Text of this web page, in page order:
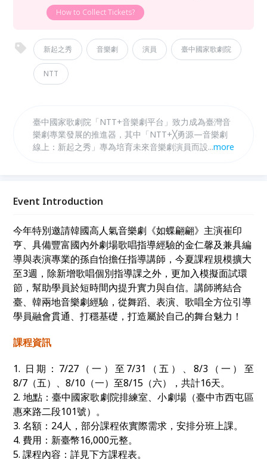
How to Collect Tickets?
新起之秀 音樂劇 演員 臺中國家歌劇院
NTT
臺中國家歌劇院「NTT+音樂劇平台」致力成為臺灣音
樂劇專業發展的推進器，其中「NTT+╳勇源—音樂劇
線上：新起之秀」專為培育未來音樂劇演員而設，多年
...more
Event Introduction
今年特別邀請韓國高人氣音樂劇《如蝶翩翩》主演崔印
亨、具備豐富國內外劇場歌唱指導經驗的金仁馨及兼具編
導與表演專業的孫自怡擔任指導講師，今夏課程規模擴大
至3週，除新增歌唱個別指導課之外，更加入模擬面試環
節，幫助學員於短時間內提升實力與自信。講師將結合
臺、韓兩地音樂劇經驗，從舞蹈、表演、歌唱全方位引導
學員融會貫通、打穩基礎，打造屬於自己的舞台魅力！
課程資訊
1. 日期：7/27（一）至7/31（五）、8/3（一）至
8/7（五）、8/10（一）至8/15（六），共計16天。
2. 地點：臺中國家歌劇院排練室、小劇場（臺中市西屯區
惠來路二段101號）。
3. 名額：24人，部分課程依實際需求，安排分班上課。
4. 費用：新臺幣16,000元整。
5. 課程內容：詳見下方課程表。